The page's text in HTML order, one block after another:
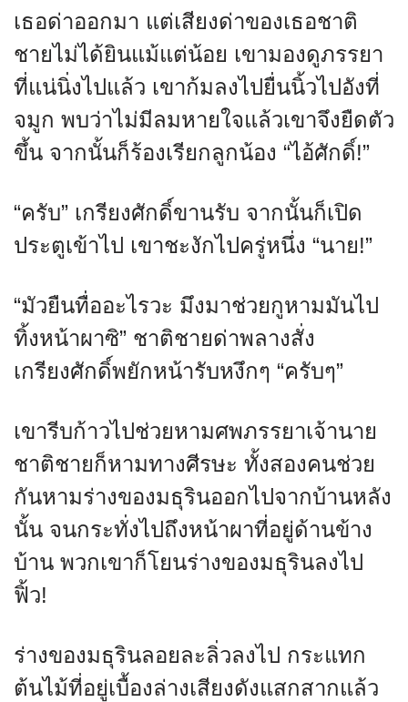
เธอด่าออกมา แต่เสียงด่าของเธอชาติ
ชายไม่ได้ยินแม้แต่น้อย เขามองดูภรรยา
ที่แน่นิ่งไปแล้ว เขาก้มลงไปยื่นนิ้วไปอังที่
จมูก พบว่าไม่มีลมหายใจแล้วเขาจึงยืดตัว
ขึ้น จากนั้นก็ร้องเรียกลูกน้อง “ไอ้ศักดิ์!”
“ครับ” เกรียงศักดิ์ขานรับ จากนั้นก็เปิด
ประตูเข้าไป เขาชะงักไปครู่หนึ่ง “นาย!”
“มัวยืนทื่ออะไรวะ มึงมาช่วยกูหามมันไป
ทิ้งหน้าผาซิ” ชาติชายด่าพลางสั่ง
เกรียงศักดิ์พยักหน้ารับหงึกๆ “ครับๆ”
เขารีบก้าวไปช่วยหามศพภรรยาเจ้านาย
ชาติชายก็หามทางศีรษะ ทั้งสองคนช่วย
กันหามร่างของมธุรินออกไปจากบ้านหลัง
นั้น จนกระทั่งไปถึงหน้าผาที่อยู่ด้านข้าง
บ้าน พวกเขาก็โยนร่างของมธุรินลงไป
ฟิ้ว!
ร่างของมธุรินลอยละลิ่วลงไป กระแทก
ต้นไม้ที่อยู่เบื้องล่างเสียงดังแสกสากแล้ว